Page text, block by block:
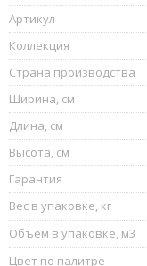
Артикул
Коллекция
Страна производства
Ширина, см
Длина, см
Высота, см
Гарантия
Вес в упаковке, кг
Объем в упаковке, м3
Цвет по палитре